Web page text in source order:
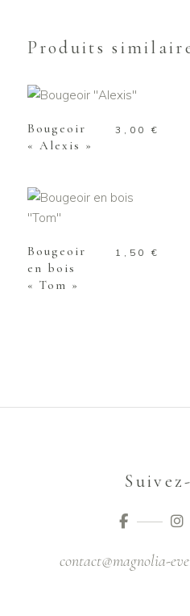
Produits
PANIER
Bougeoir
« Alexis »
3,00€
AJOUTER AU
Bougeoir
en bois
« Tom »
1,50€
contact@magnolia-